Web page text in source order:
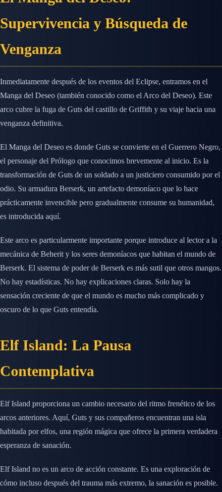
Supervivencia y Búsqueda de
Venganza
Inmediatamente después de los eventos del Eclipse, entramos en el
Manga del Deseo (también conocido como el Arco del Deseo). Este
arco cubre la fuga de Guts del castillo de Griffith y su viaje hacia una
venganza definitiva.
El Manga del Deseo es donde Guts se convierte en el Guerrero Negro,
el personaje del Prólogo que conocimos brevemente al inicio. Es la
transformación de Guts de un soldado a un justiciero consumido por el
odio. Su armadura Berserk, un artefacto demoníaco que lo hace
prácticamente invencible pero gradualmente consume su humanidad,
es introducida aquí.
Este arco es particularmente importante porque introduce al lector a la
mecánica de Beherit y los seres demoníacos que habitan el mundo de
Berserk. El sistema de poder de Berserk es más sutil que otros mangos.
No hay estadísticas. No hay explicaciones claras. Solo hay la
sensación creciente de que el mundo es mucho más complicado y
oscuro de lo que Guts entendía.
Elf Island: La Pausa
Contemplativa
Elf Island proporciona un cambio necesario del ritmo frenético de los
arcos anteriores. Aquí, Guts y sus compañeros encuentran una isla
habitada por elfos, una región mágica que ofrece la primera verdadera
esperanza de sanación.
Elf Island no es un arco de acción constante. Es una exploración de
cómo incluso después del trauma más extremo, la sanación es posible.